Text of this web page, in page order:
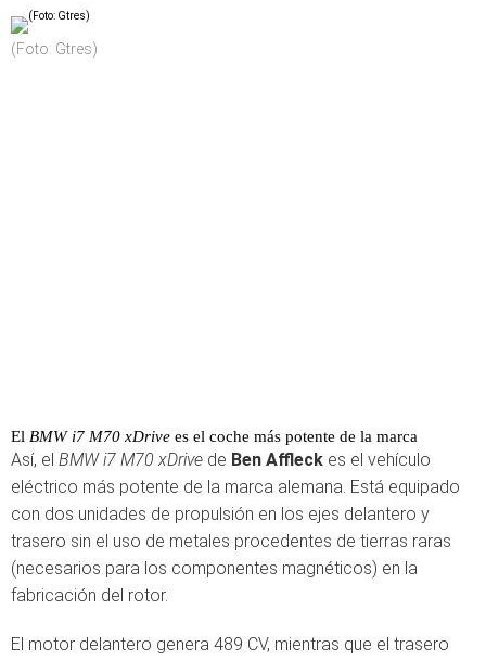
(Foto: Gtres)
El BMW i7 M70 xDrive es el coche más potente de la marca
Así, el BMW i7 M70 xDrive de Ben Affleck es el vehículo
eléctrico más potente de la marca alemana. Está equipado
con dos unidades de propulsión en los ejes delantero y
trasero sin el uso de metales procedentes de tierras raras
(necesarios para los componentes magnéticos) en la
fabricación del rotor.
El motor delantero genera 489 CV, mientras que el trasero